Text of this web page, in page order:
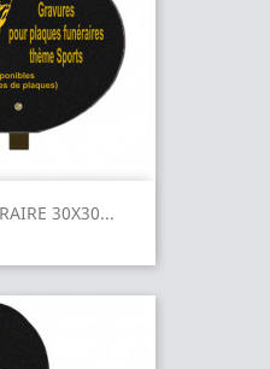
30X30...